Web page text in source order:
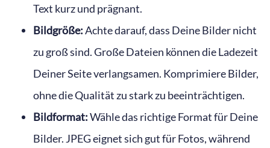
Text kurz und prägnant.
Bildgröße:Achte darauf, dass Deine Bilder nicht
zu groß sind. Große Dateien können die Ladezeit
Deiner Seite verlangsamen. Komprimiere Bilder,
ohne die Qualität zu stark zu beeinträchtigen.
Bildformat:Wähle das richtige Format für Deine
Bilder. JPEG eignet sich gut für Fotos, während